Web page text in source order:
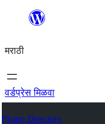
सामुग्रीवर
मराठी
वर्डप्रेस मिळवा
Plugin Directory